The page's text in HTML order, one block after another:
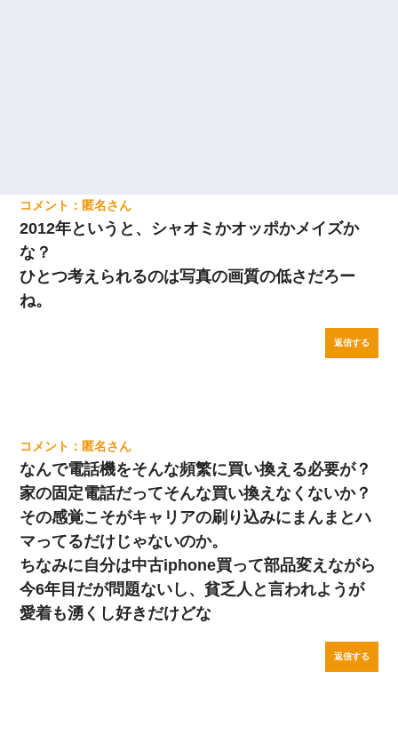
匿名
2012年というと、シャオミかオッポかメイズか
な？
ひとつ考えられるのは写真の画質の低さだろー
ね。
返信する
匿名
なんで電話機をそんな頻繁に買い換える必要が？
家の固定電話だってそんな買い換えなくないか？
その感覚こそがキャリアの刷り込みにまんまとハ
マってるだけじゃないのか。
ちなみに自分は中古iphone買って部品変えながら
今6年目だが問題ないし、貧乏人と言われようが
愛着も湧くし好きだけどな
返信する